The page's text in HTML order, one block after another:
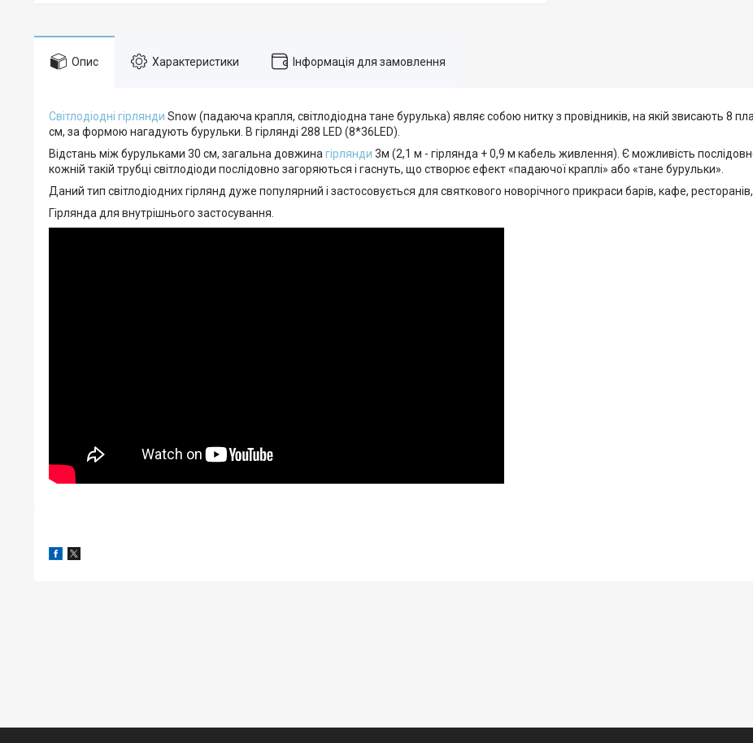
Опис Характеристики Інформація для замовлення
Світлодіодні гірлянди Snow (падаюча крапля, світлодіодна тане бурулька) являє собою нитку з провідників, на якій звисають 8
см, за формою нагадують бурульки. В гірлянді 288 LED (8*36LED).
Відстань між бурульками 30 см, загальна довжина гірлянди 3м (2,1 м - гірлянда + 0,9 м кабель живлення). Є можливість
кожній такій трубці світлодіоди послідовно загоряються і гаснуть, що створює ефект «падаючої краплі» або «тане бурульки».
Даний тип світлодіодних гірлянд дуже популярний і застосовується для святкового новорічного прикраси барів, кафе,
Гірлянда для внутрішнього застосування.